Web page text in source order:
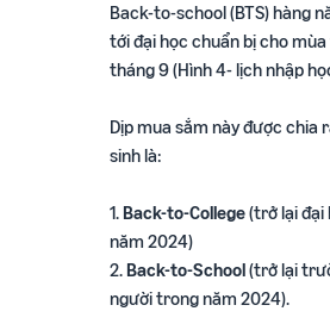
Back-to-school (BTS) hàng
tới đại học chuẩn bị cho
tháng 9 (Hình 4- lịch nhập
Dịp mua sắm này được chia
sinh là:
1.Back-to-College(trở lại
năm 2024)
2.Back-to-School(trở lại
người trong năm 2024).